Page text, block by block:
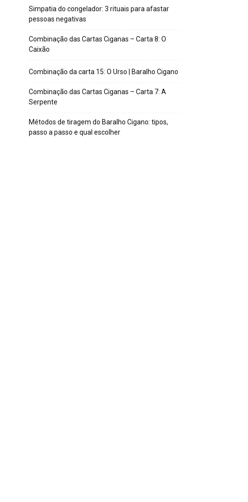
Simpatia do congelador: 3 rituais para afastar
pessoas negativas
Combinação das Cartas Ciganas – Carta 8: O
Caixão
Combinação da carta 15: O Urso | Baralho Cigano
Combinação das Cartas Ciganas – Carta 7: A
Serpente
Métodos de tiragem do Baralho Cigano: tipos,
passo a passo e qual escolher